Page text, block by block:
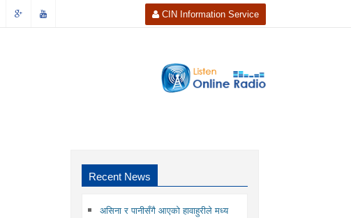
CIN Information Service
Recent News
असिना र पानीसँगै आएको हावाहुरीले मध्य